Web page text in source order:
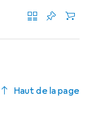
Haut de la page